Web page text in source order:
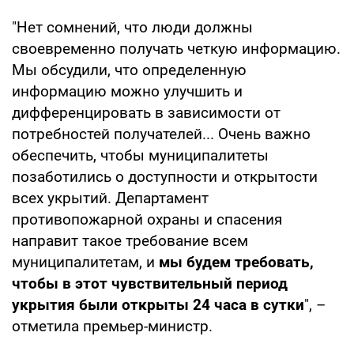
"Нет сомнений, что люди должны
своевременно получать четкую информацию.
Мы обсудили, что определенную
информацию можно улучшить и
дифференцировать в зависимости от
потребностей получателей... Очень важно
обеспечить, чтобы муниципалитеты
позаботились о доступности и открытости
всех укрытий. Департамент
противопожарной охраны и спасения
направит такое требование всем
муниципалитетам, и мы будем требовать,
чтобы в этот чувствительный период
укрытия были открыты 24 часа в сутки", –
отметила премьер-министр.